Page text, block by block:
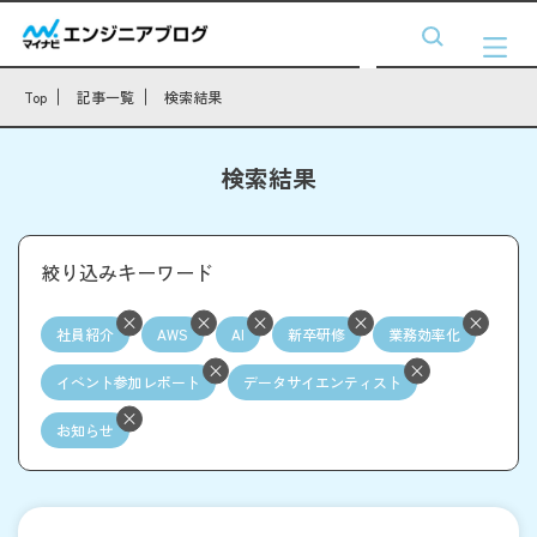
Top 記事一覧 検索結果
検索結果
絞り込みキーワード
社員紹介 AWS AI 新卒研修 業務効率化
イベント参加レポート データサイエンティスト
お知らせ